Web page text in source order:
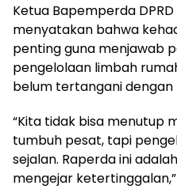
Ketua Bapemperda
menyatakan bahwa
penting guna menjawab
pengelolaan limbah
belum tertangani dengan
“Kita tidak bisa menutup
tumbuh pesat, tapi
sejalan. Raperda ini
mengejar